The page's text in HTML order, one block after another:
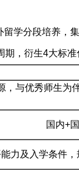
，衍生4大标准
，与优秀师生为
国内+
力及入学条件